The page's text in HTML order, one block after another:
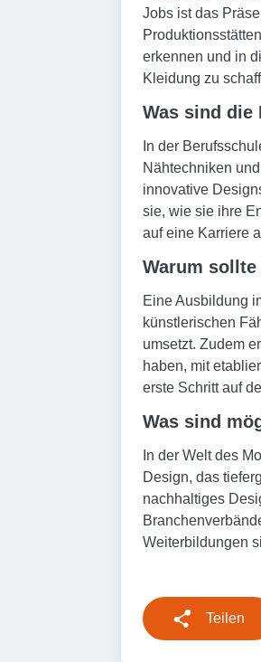
Jobs ist das
erkennen und in
Kleidung zu
Was sind die
In der
Nähtechniken
innovative
sie, wie sie ihre
auf eine Karriere
Warum
Eine Ausbildung
künstlerischen
umsetzt. Zudem
haben, mit
erste Schritt auf
Was sind
In der Welt des
Design, das
nachhaltiges
Weiterbildungen
Teilen